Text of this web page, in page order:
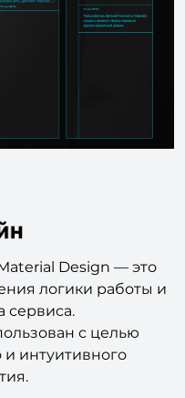
Design — это
логики работы и
сервиса.
с целью
и интуитивного